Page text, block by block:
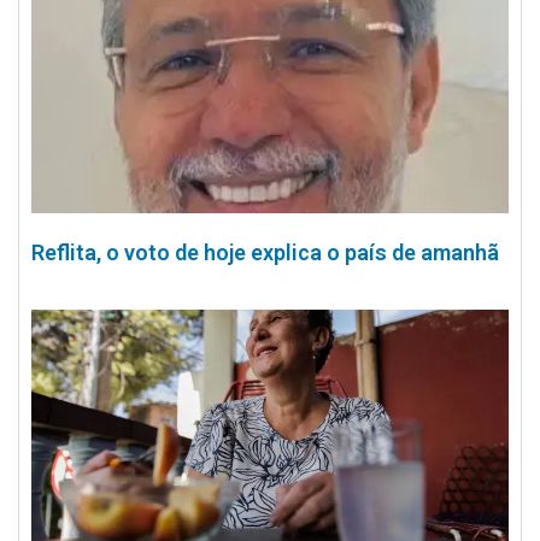
Reflita, o voto de hoje explica o país de amanhã